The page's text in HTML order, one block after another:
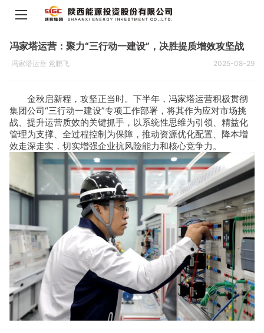
冯家塔运营：聚力“三行动一建设”，决胜提质增效攻坚战
冯家塔运营 党鹏飞 2025-08-29
金秋启新程，攻坚正当时。下半年，冯家塔运营积极贯彻
集团公司“三行动一建设”专项工作部署，将其作为应对市场挑
战、提升运营质效的关键抓手，以系统性思维为引领、精益化
管理为支撑、全过程控制为保障，推动资源优化配置、降本增
效走深走实，切实增强企业抗风险能力和核心竞争力。